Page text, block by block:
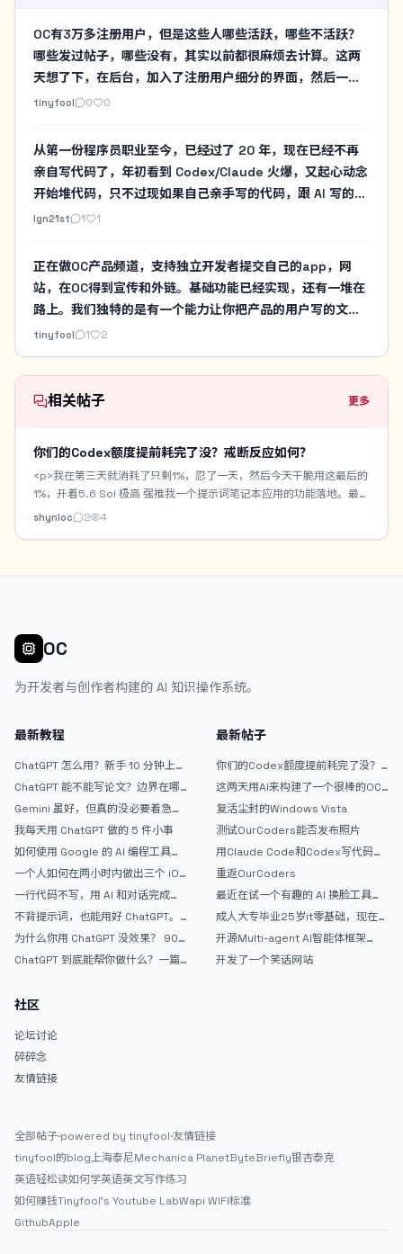
OC有3万多注册用户，但是这些人哪些活跃，哪些不活跃？
哪些发过帖子，哪些没有，其实以前都很麻烦去计算。这两
天想了下，在后台，加入了注册用户细分的界面，然后一下
子一目了然了。图片是测试服务器的测试数据，跟真实OC的
tinyfool 0 0
从第一份程序员职业至今，已经过了 20 年，现在已经不再
亲自写代码了，年初看到 Codex/Claude 火爆，又起心动念
开始堆代码，只不过现如果自己亲手写的代码，跟 AI 写的代
码放在一起，我开始有种耻感涌上来。是到了把关注点挪到
lgn21st 1 1
正在做OC产品频道，支持独立开发者提交自己的app，网
站，在OC得到宣传和外链。基础功能已经实现，还有一堆在
路上。我们独特的是有一个能力让你把产品的用户写的文章
视频也可以列在你的产品页下方。方便更多用户了解，这不
复杂的互动都自动化，这个产品页还是可以导流到你自己的
产品页的
tinyfool 1 2
相关帖子 更多
你们的Codex额度提前耗完了没？戒断反应如何？
<p>我在第三天就消耗了只剩1%，忍了一天，然后今天干脆用这最后的
1%，开着5.6 Sol 极高 强推我一个提示词笔记本应用的功能落地。最终
用时3小时，居然还是跑完了。但是现在还是出现一些戒断反应，感觉
色定妆图。之后生图可以直接调用AI模特自动作为垫图。</p> <p>这是
AI模特资产库的界面： <img
da69da9d72a8.webp" alt="1bb0d28b-c7dd-4327-bafa-
搜索： <img src="/upload/thread/202608/3e15b6e7-345f-
48b4-aeff-1bbd89afe9d3.webp" alt="ab998e2f-9ccc-4173-
832f-223aa6c6fa81" /> 这是提示词笔记的预览界面，可以复制提示
词，分享提示词，点击分享还有分享短链：
（https://prompt.jintao.co.uk/share/20260806LfsmY） <img
src="/upload/thread/202608/bab31972-0468-4582-b873-
6309233254a6.webp" alt="20260806-201213" /> 可惜现在没额
度了，我又不想换模型折腾。现在还有些界面细节和小功能需要落地完
善，可能还要虫子要抓。弄好了，打算放GitHub开源。</p> <p>有朋
友想试试的么？</p>
shynloc 2 4
OC
为开发者与创作者构建的 AI 知识操作系统。
最新教程
ChatGPT 怎么用？新手 10 分钟上手
ChatGPT 能不能写论文？边界在哪
Gemini 虽好，但真的没必要着急放
弃 ChatGPT
我每天用 ChatGPT 做的 5 件小事
如何使用 Google 的 AI 编程工具
AntiGravity：独立开发者的新时代
武器
一个人如何在两小时内做出三个 iOS
APP？｜AntiGravity + Gemini 3 实
战完整记录
一行代码不写，用 AI 和对话完成一
个完整网站：《图书天堂》实战记录
不背提示词，也能用好 ChatGPT。
一个万能提问模板
为什么你用 ChatGPT 没效果？ 90%
的人第一步就问错了
ChatGPT 到底能帮你做什么？一篇
最新帖子
你们的Codex额度提前耗完了没？
戒断反应如何？
这两天用AI来构建了一个很棒的OC
论坛精华区
复活尘封的Windows Vista
测试OurCoders能否发布照片
用Claude Code和Codex写代码真
的爽，但是App怎么挣钱还是很难啊
重返OurCoders
最近在试一个有趣的 AI 换脸工具，
效果挺不错
成人大专毕业25岁it零基础，现在想
考软件设计师，有什么好的建议吗，
谢谢！
开源Multi-agent AI智能体框架
aevatar.ai，欢迎大家贡献代码
开发了一个笑话网站
社区
论坛讨论
碎碎念
友情链接
全部帖子·powered by tinyfool·友情链接
tinyfool的blog上海泰尼Mechanica PlanetByteBriefly银杏泰克
英语轻松读如何学英语英文写作练习
如何赚钱Tinyfool's Youtube LabWapi WIFI标准
GithubApple